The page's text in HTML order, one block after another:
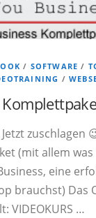
/ SOFTWARE /
/
zuschlagen
(mit allem
eine
brauchst) Das
VIDEOKURS …